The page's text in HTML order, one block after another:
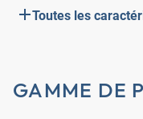
Toutes les
GAMME DE